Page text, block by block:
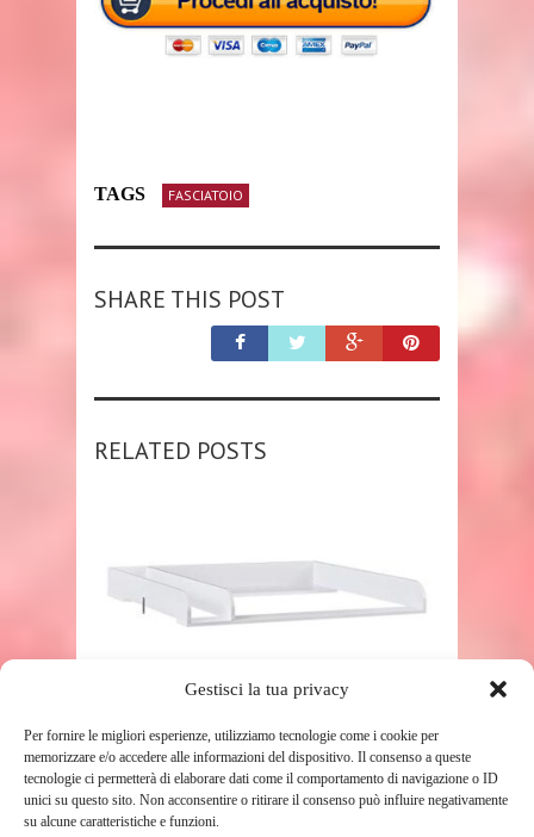
Gestisci la tua privacy
Per fornire le migliori esperienze, utilizziamo tecnologie come i cookie per
memorizzare e/o accedere alle informazioni del dispositivo. Il consenso a queste
tecnologie ci permetterà di elaborare dati come il comportamento di navigazione o ID
unici su questo sito. Non acconsentire o ritirare il consenso può influire negativamente
su alcune caratteristiche e funzioni.
TAGS FASCIATOIO
SHARE THIS POST
RELATED POSTS
WOLTU FASCIATOIO PER
CASSETTIERA UNIVERSALE,
PIANO FASCIATOIO CON
DIVISORIO RIMOVIBILE, ...